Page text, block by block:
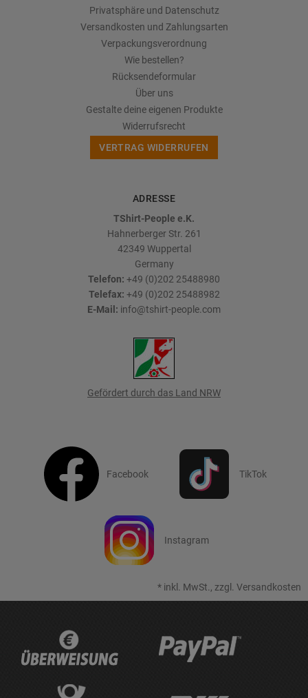
Privatsphäre und Datenschutz
Versandkosten und Zahlungsarten
Verpackungsverordnung
Wie bestellen?
Rücksendeformular
Über uns
Gestalte deine eigenen Produkte
Widerrufsrecht
VERTRAG WIDERRUFEN
ADRESSE
TShirt-People e.K.
Hahnerberger Str. 261
42349 Wuppertal
Germany
Telefon: +49 (0)202 25488980
Telefax: +49 (0)202 25488982
E-Mail: info@tshirt-people.com
Gefördert durch das Land NRW
Facebook TikTok
Instagram
* inkl. MwSt., zzgl. Versandkosten